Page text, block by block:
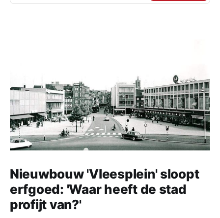
Nieuwbouw 'Vleesplein' sloopt
erfgoed: 'Waar heeft de stad
profijt van?'